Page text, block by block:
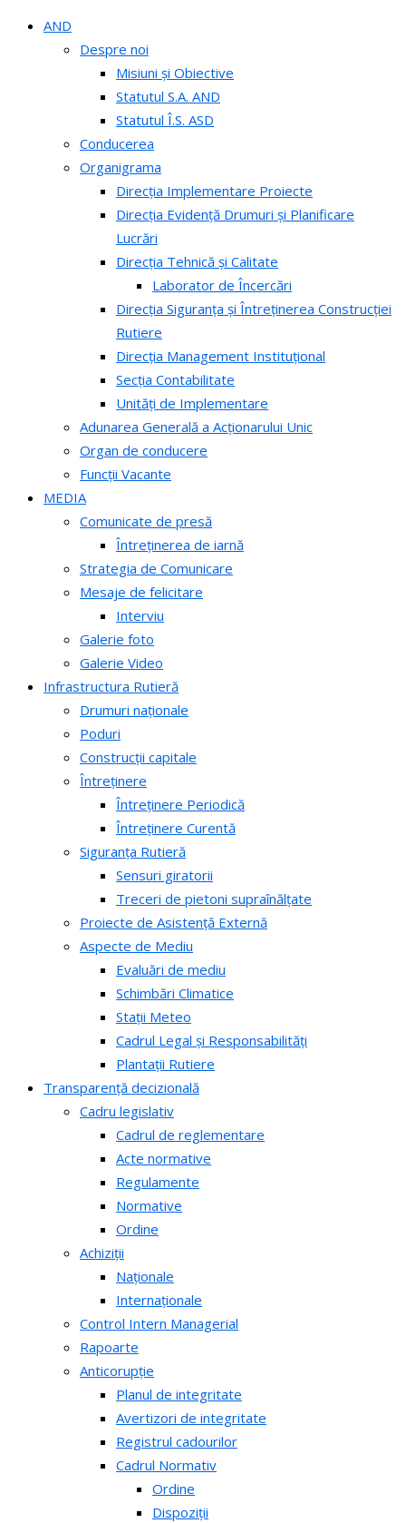
AND
Despre noi
Misiuni și Obiective
Statutul S.A. AND
Statutul Î.S. ASD
Conducerea
Organigrama
Direcția Implementare Proiecte
Direcția Evidență Drumuri și Planificare
Lucrări
Direcția Tehnică și Calitate
Laborator de Încercări
Direcția Siguranța și Întreținerea Construcției
Rutiere
Direcția Management Instituțional
Secția Contabilitate
Unități de Implementare
Adunarea Generală a Acționarului Unic
Organ de conducere
Funcții Vacante
MEDIA
Comunicate de presă
Întreținerea de iarnă
Strategia de Comunicare
Mesaje de felicitare
Interviu
Galerie foto
Galerie Video
Infrastructura Rutieră
Drumuri naționale
Poduri
Construcții capitale
Întreținere
Întreținere Periodică
Întreținere Curentă
Siguranța Rutieră
Sensuri giratorii
Treceri de pietoni supraînălțate
Proiecte de Asistență Externă
Aspecte de Mediu
Evaluări de mediu
Schimbări Climatice
Stații Meteo
Cadrul Legal și Responsabilități
Plantații Rutiere
Transparență decizională
Cadru legislativ
Cadrul de reglementare
Acte normative
Regulamente
Normative
Ordine
Achiziții
Naționale
Internaționale
Control Intern Managerial
Rapoarte
Anticorupție
Planul de integritate
Avertizori de integritate
Registrul cadourilor
Cadrul Normativ
Ordine
Dispoziții